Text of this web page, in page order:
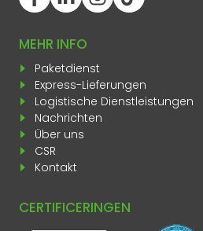
MEHR INFO
Paketdienst
Express-Lieferungen
Logistische Dienstleistungen
Nachrichten
Über uns
CSR
Kontakt
CERTIFICERINGEN